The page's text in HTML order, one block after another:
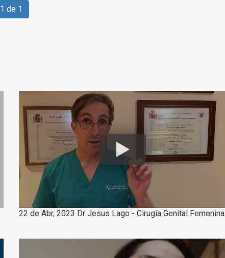
1 de 1
22 de Abr, 2023 Dr Jesus Lago - Cirugía Genital Femenina